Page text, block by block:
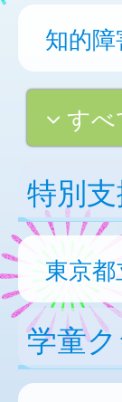
知的障
すべ
特別
東京
学童